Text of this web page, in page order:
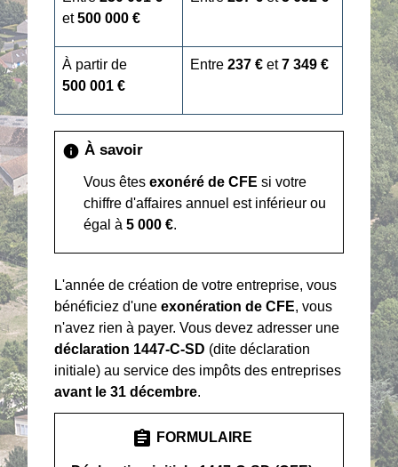
et500 000 €
À partir de
500 001 €
Entre237 € et7 349 €
info À savoir
Vous êtesexonéré de CFE si votre
chiffre d'affaires annuel est inférieur ou
égal à5 000 €.
L'année de création de votre entreprise, vous
bénéficiez d'uneexonération de CFE, vous
n'avez rien à payer. Vous devez adresser une
déclaration 1447-C-SD (dite déclaration
initiale) au service des impôts des entreprises
avant le 31 décembre.
assignment FORMULAIRE